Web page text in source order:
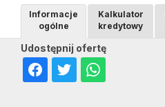
Udostępnij ofertę
Informacje
ogólne
Kalkulator
kredytowy